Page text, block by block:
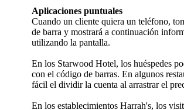
Aplicaciones puntuales
Cuando un cliente quiera un teléfono,
de barra y mostrará a continuación
utilizando la pantalla.
En los Starwood Hotel, los huéspedes
con el código de barras. En algunos
fácil el dividir la cuenta al arrastrar el
En los establecimientos Harrah's, los